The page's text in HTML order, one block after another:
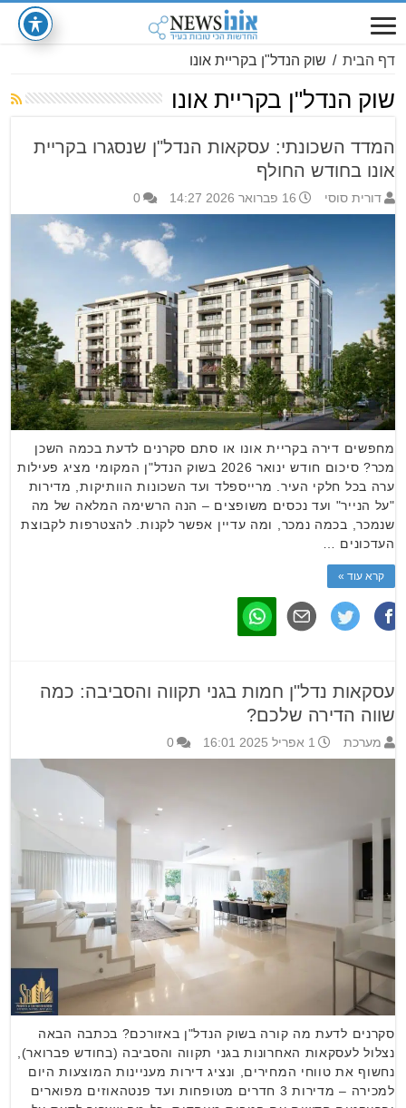
דף הבית / שוק הנדל"ן בקריית אונו
שוק הנדל"ן בקריית אונו
המדד השכונתי: עסקאות הנדל"ן שנסגרו בקריית
אונו בחודש החולף
דורית סוסי 16 פברואר 2026 14:27 0
מחפשים דירה בקריית אונו או סתם סקרנים לדעת בכמה השכן
מכר? סיכום חודש ינואר 2026 בשוק הנדל"ן המקומי מציג פעילות
ערה בכל חלקי העיר. מרייספלד ועד השכונות הוותיקות, מדירות
"על הנייר" ועד נכסים משופצים – הנה הרשימה המלאה של מה
שנמכר, בכמה נמכר, ומה עדיין אפשר לקנות. להצטרפות לקבוצת
העדכונים …
קרא עוד »
עסקאות נדל"ן חמות בגני תקווה והסביבה: כמה
שווה הדירה שלכם?
מערכת 1 אפריל 2025 16:01 0
סקרנים לדעת מה קורה בשוק הנדל"ן באזורכם? בכתבה הבאה
נצלול לעסקאות האחרונות בגני תקווה והסביבה (בחודש פברואר),
נחשוף את טווחי המחירים, ונציג דירות מעניינות המוצעות היום
למכירה – מדירות 3 חדרים מטופחות ועד פנטהאוזים מפוארים